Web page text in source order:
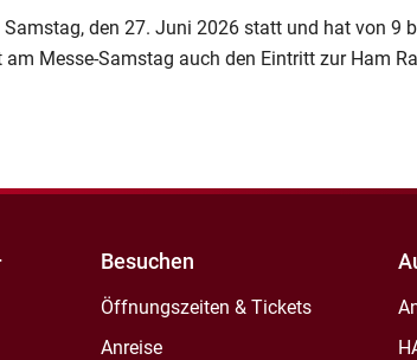
den 27. Juni 2026 statt und hat von 9
am Messe-Samstag auch den Eintritt zur Ham
Besuchen
Öffnungszeiten & Tickets
Anreise